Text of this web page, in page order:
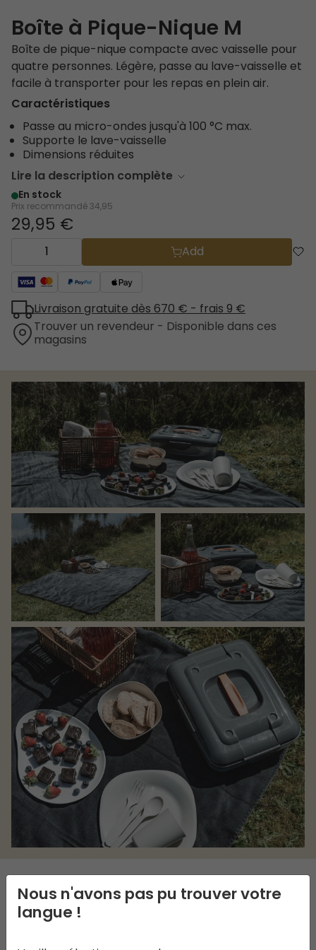
Boîte à Pique-Nique M
Boîte de pique-nique compacte avec vaisselle pour
quatre personnes. Légère, passe au lave-vaisselle et
facile à transporter pour les repas en plein air.
Caractéristiques
Passe au micro-ondes jusqu'à 100 °C max.
Supporte le lave-vaisselle
Dimensions réduites
Lire la description complète
En stock
Prix recommandé 34,95
29,95 €
Add
Livraison gratuite dès 670 € - frais 9 €
Trouver un revendeur - Disponible dans ces
magasins
DESCRIPTION
La Picnic Box M, pratique et compacte,
Nous n'avons pas pu trouver votre
langue !